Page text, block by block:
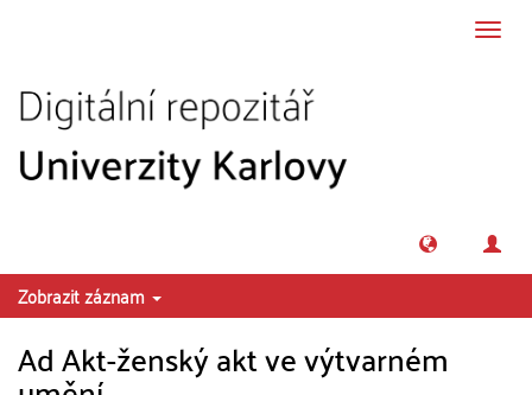
Zobrazit záznam
Ad Akt-ženský akt ve výtvarném